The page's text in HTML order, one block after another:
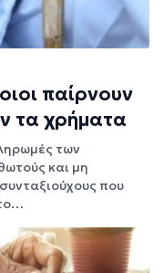
παίρνουν
τα χρήματα
των
και μη
που